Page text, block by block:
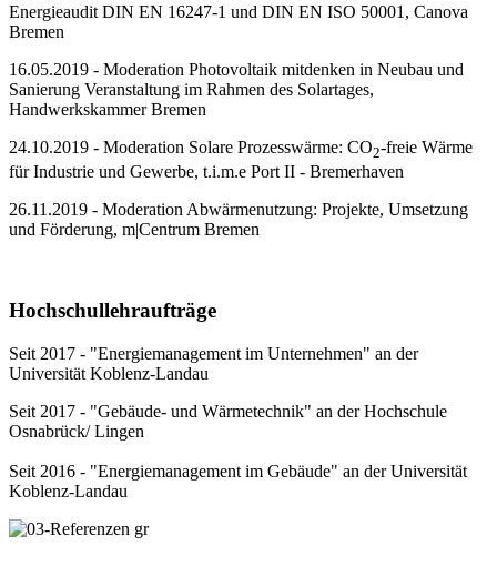
Energieaudit DIN EN 16247-1 und DIN EN ISO 50001, Canova
Bremen
16.05.2019 - Moderation Photovoltaik mitdenken in Neubau und
Sanierung Veranstaltung im Rahmen des Solartages,
Handwerkskammer Bremen
24.10.2019 - Moderation Solare Prozesswärme: CO2-freie Wärme
für Industrie und Gewerbe, t.i.m.e Port II - Bremerhaven
26.11.2019 - Moderation Abwärmenutzung: Projekte, Umsetzung
und Förderung, m|Centrum Bremen
Hochschullehraufträge
Seit 2017 - "Energiemanagement im Unternehmen" an der
Universität Koblenz-Landau
Seit 2017 - "Gebäude- und Wärmetechnik" an der Hochschule
Osnabrück/ Lingen
Seit 2016 - "Energiemanagement im Gebäude" an der Universität
Koblenz-Landau